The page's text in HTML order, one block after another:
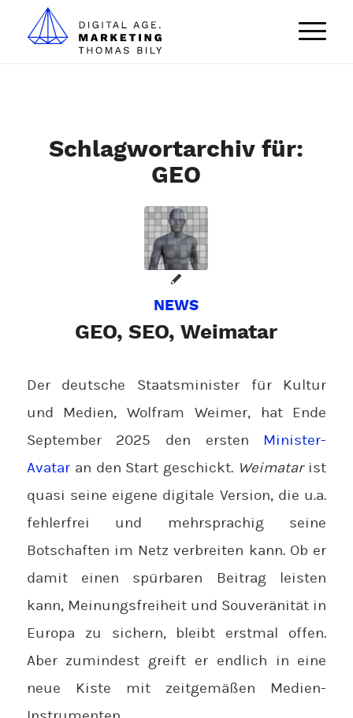
Schlagwortarchiv für:
GEO
NEWS
GEO, SEO, Weimatar
Der deutsche Staatsminister für Kultur
und Medien, Wolfram Weimer, hat Ende
September 2025 den ersten Minister-
Avataran den Start geschickt. Weimatarist
quasi seine eigene digitale Version, die u.a.
fehlerfrei und mehrsprachig seine
Botschaften im Netz verbreiten kann. Ob er
damit einen spürbaren Beitrag leisten
kann, Meinungsfreiheit und Souveränität in
Europa zu sichern, bleibt erstmal offen.
Aber zumindest greift er endlich in eine
neue Kiste mit zeitgemäßen Medien-